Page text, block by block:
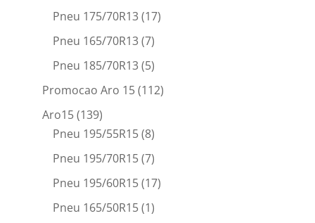
Pneu 175/70R13(17)
Pneu 165/70R13(7)
Pneu 185/70R13(5)
Promocao Aro 15(112)
Aro15(139)
Pneu 195/55R15(8)
Pneu 195/70R15(7)
Pneu 195/60R15(17)
Pneu 165/50R15(1)